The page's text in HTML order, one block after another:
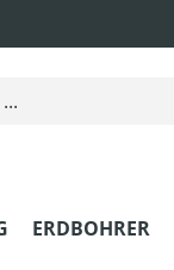
ERDBOHRER